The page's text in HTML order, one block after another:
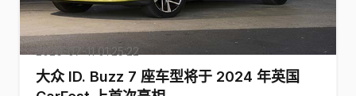
2026-07-11 01:25:22
大众 ID. Buzz 7 座车型将于 2024 年英国